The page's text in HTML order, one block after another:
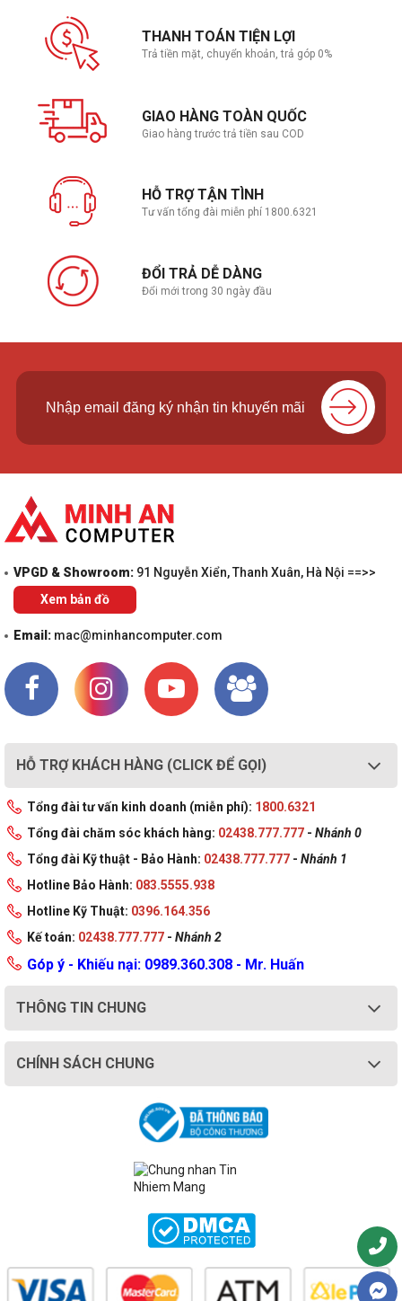
Hãy tưởng tượng giao tiếp bằng âm thanh không có tiếng
nhai và tiếng gõ bàn phím -- không chỉ của riêng bạn mà còn
của đồng đội của bạn nữa. Mic khử tiếng ồn ClearCast Gen
tiến từ Phần mềm Sonar để làm sạch giao tiếp của bạn.
Tỏa sáng với ánh sáng RGB rực rỡ, năng động với 16,8 triệu
tùy chọn màu hoàn toàn có thể tùy chỉnh. Tạo các màn trình
diễn màu rực rỡ trong RGB hai vùng đồng bộ hóa với các
THANH TOÁN TIỆN LỢI
Trả tiền mặt, chuyển khoản, trả góp 0%
GIAO HÀNG TOÀN QUỐC
Giao hàng trước trả tiền sau COD
HỖ TRỢ TẬN TÌNH
Tư vấn tổng đài miễn phí 1800.6321
ĐỔI TRẢ DỄ DÀNG
Đổi mới trong 30 ngày đầu
VPGD & Showroom: 91 Nguyễn Xiển, Thanh Xuân, Hà Nội ==>>
Xem bản đồ
Email: mac@minhancomputer.com
HỖ TRỢ KHÁCH HÀNG (CLICK ĐỂ GỌI)
Tổng đài tư vấn kinh doanh (miễn phí): 1800.6321
Tổng đài chăm sóc khách hàng: 02438.777.777 - Nhánh 0
Tổng đài Kỹ thuật - Bảo Hành: 02438.777.777 - Nhánh 1
Hotline Bảo Hành: 083.5555.938
Hotline Kỹ Thuật: 0396.164.356
Kế toán: 02438.777.777 - Nhánh 2
Góp ý - Khiếu nại: 0989.360.308 - Mr. Huấn
THÔNG TIN CHUNG
CHÍNH SÁCH CHUNG